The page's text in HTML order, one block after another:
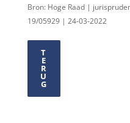
Bron: Hoge Raad |
19/05929 | 24-03-2022
T
E
R
U
G